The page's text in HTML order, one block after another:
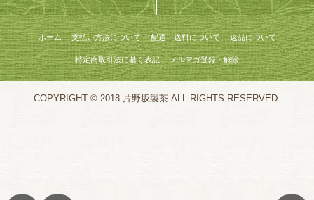
ホーム 支払い方法について 配送・送料について 返品について
特定商取引法に基く表記 メルマガ登録・解除
COPYRIGHT © 2018 片野坂製茶 ALL RIGHTS RESERVED.